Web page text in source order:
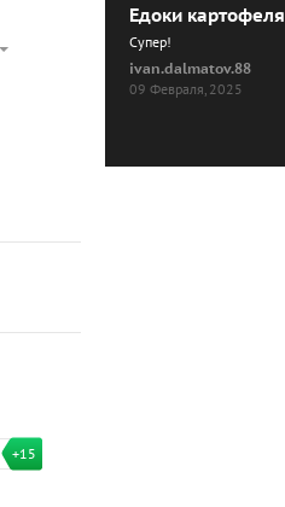
+15
Едоки картофеля
Cупер!
ivan.dalmatov.88
09 Февраля, 2025